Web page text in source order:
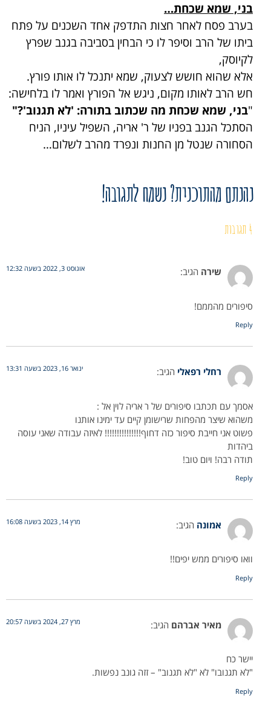
בני, שמא שכחת…
בערב פסח לאחר חצות התדפק אחד השכנים על פתח
ביתו של הרב וסיפר לו כי הבחין בסביבה בגנב שפרץ
לקיוסק,
אלא שהוא חושש לצעוק, שמא יתנכל לו אותו פורץ.
חש הרב לאותו מקום, ניגש אל הפורץ ואמר לו בלחישה:
"בני, שמא שכחת מה שכתוב בתורה: 'לא תגנוב'?"
הסתכל הגנב בפניו של ר' אריה, השפיל עיניו, הניח
הסחורה שנטל מן החנות ונפרד מהרב לשלום…
נהנתם מהתוכנית? נשמח לתגובה!
4 תגובות
שירה הגיב: אוגוסט 3, 2022 בשעה 12:32
סיפורים מהממם!
Reply
רחלי רפאלי הגיב: ינואר 16, 2023 בשעה 13:31
אסמך עם תכתבו סיפורים של ר אריה לוין אל :
משהוא שיצר מהפחות שרישומן קיים עד ימינו אותנו
פשוט אני חייבת סיפור כזה דחוף!!!!!!!!!!!!!!! לאיזה עבודה שאני עוסה
ביהדות
תודה רבה! ויום טוב!
Reply
אמונה הגיב: מרץ 14, 2023 בשעה 16:08
וואו סיפורים ממש יפים!!
Reply
מאיר אברהם הגיב: מרץ 27, 2024 בשעה 20:57
יישר כח
"לא תגנובו" לא "לא תגנוב" – זזה גונב נפשות.
Reply